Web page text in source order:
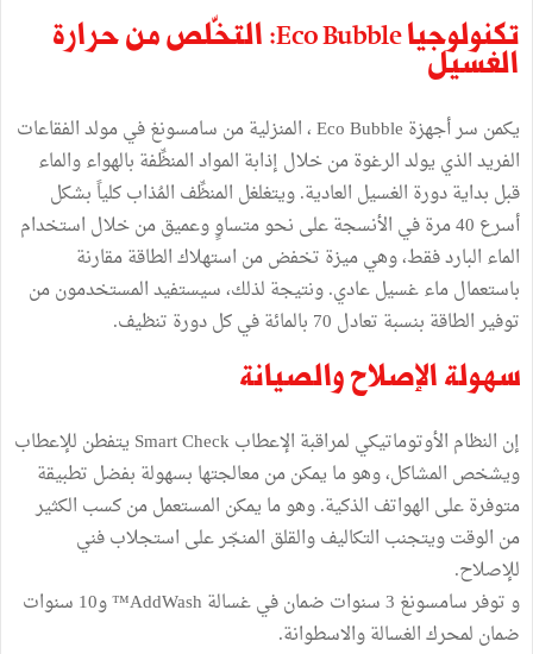
تكنولوجيا Eco Bubble: التخّلص من حرارة
الغسيل
يكمن سر أجهزة Eco Bubble ، المنزلية من سامسونغ في مولد الفقاعات
الفريد الذي يولد الرغوة من خلال إذابة المواد المنظِّفة بالهواء والماء
قبل بداية دورة الغسيل العادية. ويتغلغل المنظِّف المُذاب كلياً بشكل
أسرع 40 مرة في الأنسجة على نحو متساوٍ وعميق من خلال استخدام
الماء البارد فقط، وهي ميزة تخفض من استهلاك الطاقة مقارنة
باستعمال ماء غسيل عادي. ونتيجة لذلك، سيستفيد المستخدمون من
توفير الطاقة بنسبة تعادل 70 بالمائة في كل دورة تنظيف.
سهولة الإصلاح والصيانة
إن النظام الأوتوماتيكي لمراقبة الإعطاب Smart Check يتفطن للإعطاب
ويشخص المشاكل، وهو ما يمكن من معالجتها بسهولة بفضل تطبيقة
متوفرة على الهواتف الذكية. وهو ما يمكن المستعمل من كسب الكثير
من الوقت ويتجنب التكاليف والقلق المنجّر على استجلاب فني
للإصلاح.
و توفر سامسونغ 3 سنوات ضمان في غسالة AddWash™ و10 سنوات
ضمان لمحرك الغسالة والاسطوانة.